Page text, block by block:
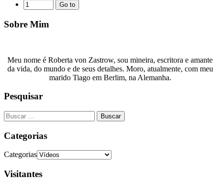
Sobre Mim
Meu nome é Roberta von Zastrow, sou mineira, escritora e amante
da vida, do mundo e de seus detalhes. Moro, atualmente, com meu
marido Tiago em Berlim, na Alemanha.
Pesquisar
Categorias
Categorias
Visitantes